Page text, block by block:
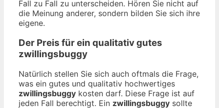
Fall zu Fall zu unterscheiden. Hören Sie nicht auf
die Meinung anderer, sondern bilden Sie sich ihre
eigene.
Der Preis für ein qualitativ gutes
zwillingsbuggy
Natürlich stellen Sie sich auch oftmals die Frage,
was ein gutes und qualitativ hochwertiges
zwillingsbuggy kosten darf. Diese Frage ist auf
jeden Fall berechtigt. Ein zwillingsbuggy sollte